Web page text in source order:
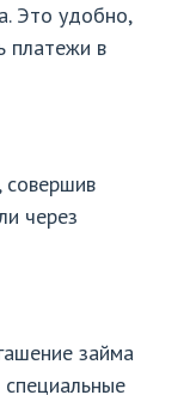
Это удобно,
платежи в
совершив
через
займа